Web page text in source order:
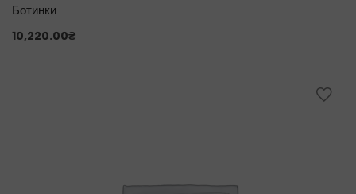
Ботинки
10,220.00₴